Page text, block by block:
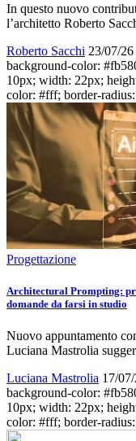
In questo nuovo
l’architetto Roberto
Roberto Sacchi 23/07/26
background-color:
10px; width: 22px;
color: #fff; border-
Progettazione
Architectural Prompting:
domande da farsi in studio
Nuovo appuntamento
Luciana Mastrolia
Luciana Mastrolia 17/
background-color:
10px; width: 22px;
color: #fff; border-